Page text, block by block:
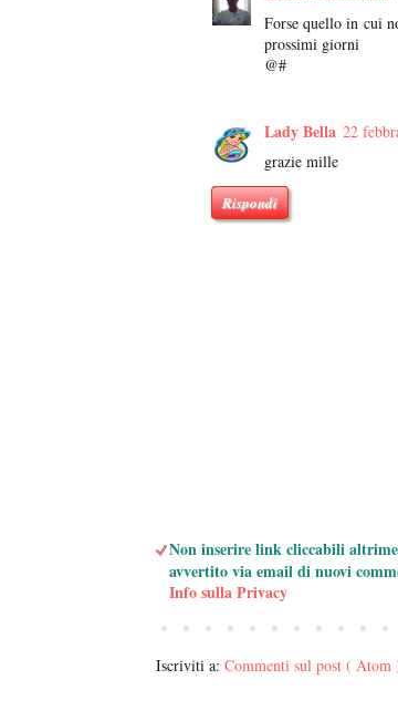
Forse quello in cui
prossimi giorni
@#
Lady Bella 22
grazie mille
Rispondi
Non inserire link cliccabili
avvertito via email di nuovi
Info sulla Privacy
Iscriviti a: Commenti sul post ( Atom